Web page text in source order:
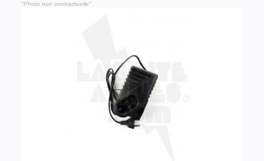
"Photo non contractuelle"